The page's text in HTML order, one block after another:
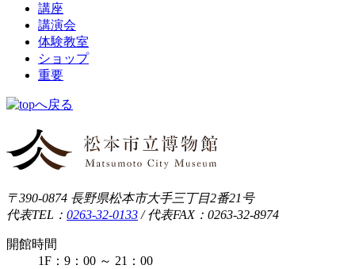
講座
講演会
体験教室
ショップ
重要
〒390-0874 長野県松本市大手三丁目2番21号
代表TEL： 0263-32-0133 /代表FAX：0263-32-8974
開館時間
1F：9：00 ～ 21：00